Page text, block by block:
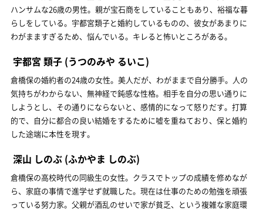
ハンサムな26歳の男性。親が宝石商をしていることもあり、裕福な暮
らしをしている。宇都宮類子と婚約しているものの、彼女があまりに
わがまますぎるため、悩んでいる。キレると怖いところがある。
宇都宮 類子 (うつのみや るいこ)
倉橋保の婚約者の24歳の女性。美人だが、わがままで自分勝手。人の
気持ちがわからない、無神経で鈍感な性格。相手を自分の思い通りに
しようとし、その通りにならないと、感情的になって怒りだす。打算
的で、自分に都合の良い結婚をするために嘘を重ねており、保と婚約
した途端に本性を現す。
深山 しのぶ (ふかやま しのぶ)
倉橋保の高校時代の同級生の女性。クラスでトップの成績を修めなが
ら、家庭の事情で進学せず就職した。現在は仕事のための勉強を頑張
っている努力家。父親が酒乱のせいで家が貧乏、という複雑な家庭環